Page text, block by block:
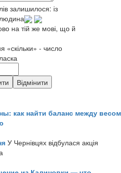
залишилося: із
на тій же мові, що й
«скільки» - число
как найти баланс между весом
У Чернівцях відбулася акція